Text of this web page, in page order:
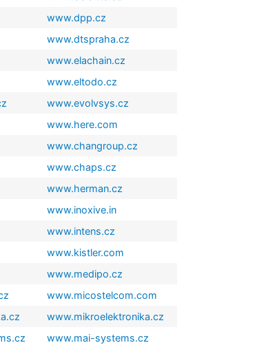
www.dpp.cz
www.dtspraha.cz
www.elachain.cz
www.eltodo.cz
www.evolvsys.cz
www.here.com
www.changroup.cz
www.chaps.cz
www.herman.cz
www.inoxive.in
www.intens.cz
www.kistler.com
www.medipo.cz
www.micostelcom.com
www.mikroelektronika.cz
www.mai-systems.cz